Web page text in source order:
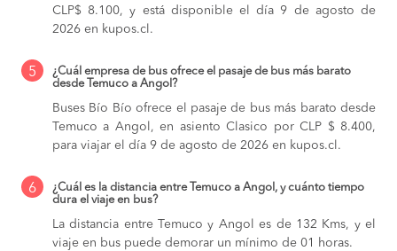
CLP$ 8.100, y está disponible el día 9 de agosto de
2026 en kupos.cl.
5
¿Cuál empresa de bus ofrece el pasaje de bus más barato
desde Temuco a Angol?
Buses Bío Bío ofrece el pasaje de bus más barato desde
Temuco a Angol, en asiento Clasico por CLP $ 8.400,
para viajar el día 9 de agosto de 2026 en kupos.cl.
6
¿Cuál es la distancia entre Temuco a Angol, y cuánto tiempo
dura el viaje en bus?
La distancia entre Temuco y Angol es de 132 Kms, y el
viaje en bus puede demorar un mínimo de 01 horas.